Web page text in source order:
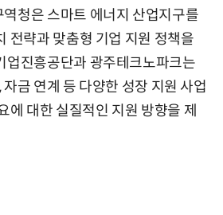
청은 스마트 에너지 산업지구를
전략과 맞춤형 기업 지원 정책을
업진흥공단과 광주테크노파크는
자금 연계 등 다양한 성장 지원 사업
에 대한 실질적인 지원 방향을 제